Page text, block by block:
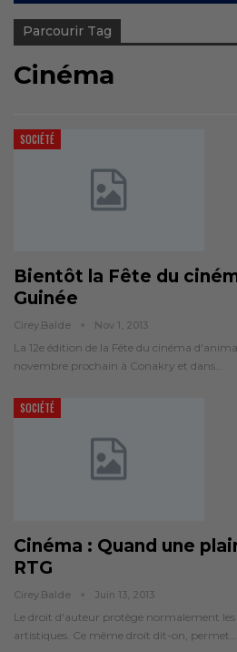
Parcourir Tag
Cinéma
SOCIÉTÉ
Bientôt la Fête du
Guinée
Cirey.balde Nov 1, 2013
La 12e édition de la Fête du cinéma
novembre prochain à Conakry et dans…
SOCIÉTÉ
Cinéma : Quand une
RTG
Cirey.balde Juin 13, 2013
Le droit d'auteur protège normalement
artistiques. Ce même droit dit-on, permet…